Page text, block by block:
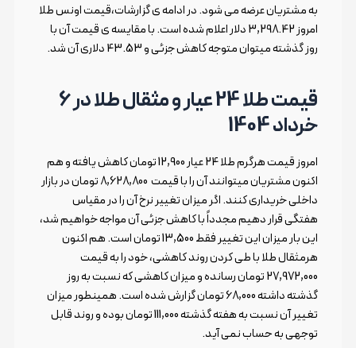
به مشتریان عرضه می شود. در ادامه ی گزارشات،قیمت اونس طلا
امروز 3,298.42 دلار اعلام شده است. با مقایسه ی قیمت آن با
روز گذشته میتوان متوجه کاهش جزئی و 43.53 دلاری آن شد.
قیمت طلا 24 عیار و مثقال طلا در 6
خرداد 1404
امروز قیمت هرگرم طلا 24 عیار 12,900 تومان کاهش یافته و هم
اکنون مشتریان میتوانند آن را با قیمت 8,628,800 تومان در بازار
داخلی خریداری کنند. اگر میزان تغییر نرخ آن را در مقیاس
هفتگی قرار دهیم مجدداً با کاهش جزئی آن مواجه خواهیم شد،
این بار میزان این تغییر فقط 13,500 تومان است. هم اکنون
هرمثقال طلا با طی کردن روند کاهشی، خود را به قیمت
27,972,000 تومان رسانده و میزان کاهشی که نسبت به روز
گذشته داشته 68,000 تومان گزارش شده است. همینطور میزان
تغییر آن نسبت به هفته گذشته 111,000 تومان بوده و روند قابل
توجهی به حساب نمی آید.